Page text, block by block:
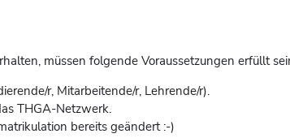
müssen folgende Voraussetzungen erfüllt
r, Mitarbeitende/r, Lehrende/r).
THGA-Netzwerk.
bereits geändert :-)